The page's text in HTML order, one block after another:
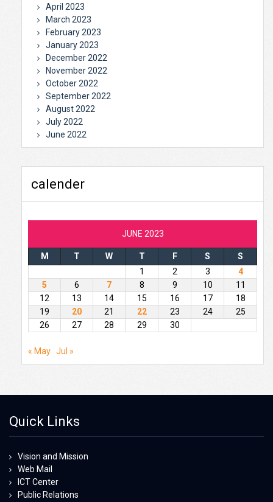
April 2023
March 2023
February 2023
January 2023
December 2022
November 2022
October 2022
September 2022
August 2022
July 2022
June 2022
calender
JUNE 2023
M T W T F S
S
1
2 3
4
5
6 7 8 9 10
11
12
13 14 15 16 17
18
19
20 21 22 23 24
25
26
27 28 29 30
« May Jul »
Quick Links
Vision and Mission
Web Mail
ICT Center
Public Relations